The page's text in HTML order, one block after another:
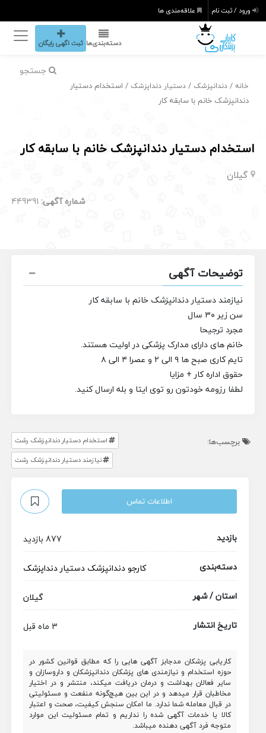
ورود / ثبت نام علاقه‌مندی ها
دسته‌بندی‌ها ثبت اگهی رایگان
جستجو
خانه /دندانپزشک /دستیار دنداپزشک / استخدام دستیار
دندانپزشک خانم با سابقه کار
استخدام دستیار دندانپزشک خانم با سابقه کار
گیلان
شماره آگهی: 449391
توضیحات آگهی
نیازمند دستیار دندانپزشک خانم با سابقه کار
سن زیر ۳۰ سال
مجرد ترجیحا
خانم های دارای مدارک پزشکی در اولیت هستند.
تایم کاری صبح ها ۹ الی ۲ و عصرا ۴ الی ۸
حقوق اداره کار + مزایا
لطفا رزومه خودتون رو توی ایتا و بله ارسال کنید.
برچسب‌ها:
استخدام دستیار دندانپزشک رشت
نیازمند دستیار دندانپزشک رشت
اطلاعات تماس
بازدید
877 بازدید
دسته‌بندی
کارجودندانپزشک دستیار دنداپزشک
استان / شهر
گیلان
تاریخ انتشار
3 ماه قبل
کاریابی پزشکان مدجابز آگهی هایی را که مطابق قوانین کشور در
حوزه استخدام و نیازمندی های پزشکان دندانپزشکان و داروسازان و
سایر فعالان بهداشت و درمان دریافت میکند، منتشر و در اختیار
مخاطبان قرار میدهد و در این بین هیچ‌گونه منفعت و مسئولیتی
در قبال معامله شما ندارد. ما امکان سنجش کیفیت، صحت و اعتبار
کالا یا خدمات آگهی شده را نداریم و تمام مسئولیت این موارد
متوجه فرد آگهی دهنده میباشد.